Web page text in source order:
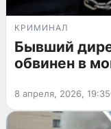
КРИМИНАЛ
Бывший
обвинен в
8 апреля, 2026, 19:35